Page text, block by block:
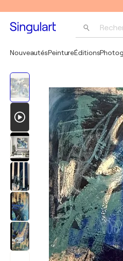
NouveautésPeintureÉditions